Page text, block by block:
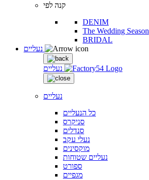
קנה לפי
DENIM
The Wedding Season
BRIDAL
נעליים
נעליים
כל הנעליים
סניקרס
סנדלים
נעלי עקב
מוקסינים
נעליים שטוחות
ספורט
מגפיים